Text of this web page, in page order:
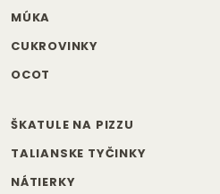
MÚKA
CUKROVINKY
OCOT
ŠKATULE NA PIZZU
TALIANSKE TYČINKY
NÁTIERKY